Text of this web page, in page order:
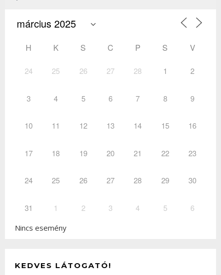
H K S C P S V
24 25 26 27 28 1 2
3 4 5 6 7 8 9
10 11 12 13 14 15 16
17 18 19 20 21 22 23
24 25 26 27 28 29 30
31 1 2 3 4 5 6
Nincs esemény
KEDVES LÁTOGATÓ!